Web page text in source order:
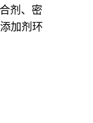
剂、密
加剂环